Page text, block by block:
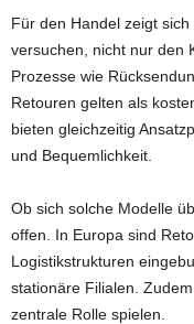
Für den Handel zeigt
versuchen, nicht nur den
Prozesse wie
Retouren gelten als
bieten gleichzeitig
und Bequemlichkeit.
Ob sich solche Modelle
offen. In Europa sind
Logistikstrukturen
stationäre Filialen.
zentrale Rolle spielen.